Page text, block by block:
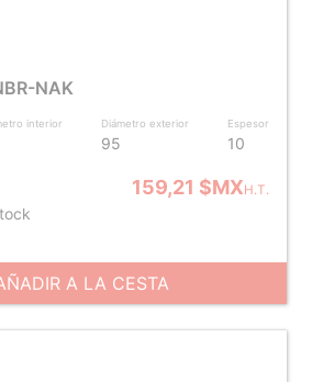
NAK
interior Diámetro exterior
95
Espesor
10
159,21 $MXH.T.
A LA CESTA